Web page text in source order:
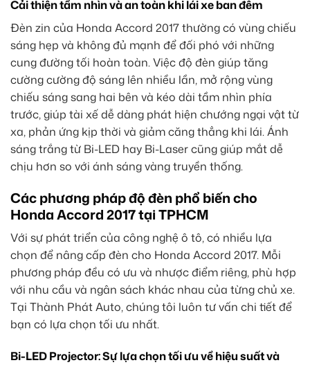
Cải thiện tầm nhìn và an toàn khi lái xe ban đêm
Đèn zin của Honda Accord 2017 thường có vùng chiếu
sáng hẹp và không đủ mạnh để đối phó với những
cung đường tối hoàn toàn. Việc độ đèn giúp tăng
cường cường độ sáng lên nhiều lần, mở rộng vùng
chiếu sáng sang hai bên và kéo dài tầm nhìn phía
trước, giúp tài xế dễ dàng phát hiện chướng ngại vật từ
xa, phản ứng kịp thời và giảm căng thẳng khi lái. Ánh
sáng trắng từ Bi-LED hay Bi-Laser cũng giúp mắt dễ
chịu hơn so với ánh sáng vàng truyền thống.
Các phương pháp độ đèn phổ biến cho
Honda Accord 2017 tại TPHCM
Với sự phát triển của công nghệ ô tô, có nhiều lựa
chọn để nâng cấp đèn cho Honda Accord 2017. Mỗi
phương pháp đều có ưu và nhược điểm riêng, phù hợp
với nhu cầu và ngân sách khác nhau của từng chủ xe.
Tại Thành Phát Auto, chúng tôi luôn tư vấn chi tiết để
bạn có lựa chọn tối ưu nhất.
Bi-LED Projector: Sự lựa chọn tối ưu về hiệu suất và